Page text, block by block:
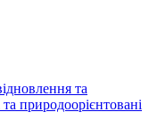
та
та природоорієнтовані